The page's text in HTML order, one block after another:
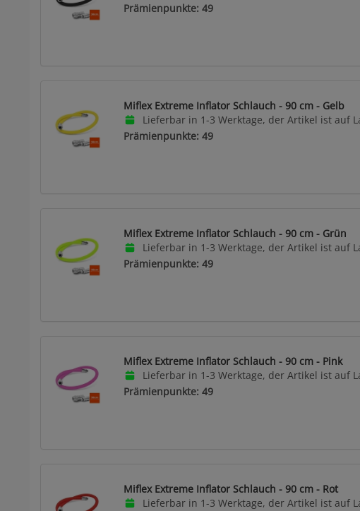
Prämienpunkte: 49
Miflex Extreme Inflator Schlauch - 90 cm - Gelb
Lieferbar in 1-3 Werktage, der Artikel ist auf
Prämienpunkte: 49
Miflex Extreme Inflator Schlauch - 90 cm - Grün
Lieferbar in 1-3 Werktage, der Artikel ist auf
Prämienpunkte: 49
Miflex Extreme Inflator Schlauch - 90 cm - Pink
Lieferbar in 1-3 Werktage, der Artikel ist auf
Prämienpunkte: 49
Miflex Extreme Inflator Schlauch - 90 cm - Rot
Lieferbar in 1-3 Werktage, der Artikel ist auf